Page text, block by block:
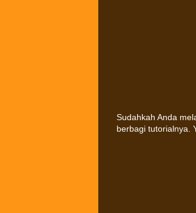
Sudahkah Anda
berbagi tutorialnya.